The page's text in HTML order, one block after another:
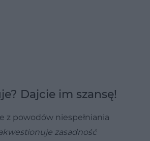
Dajcie im szansę!
z powodów niespełniania
zasadność